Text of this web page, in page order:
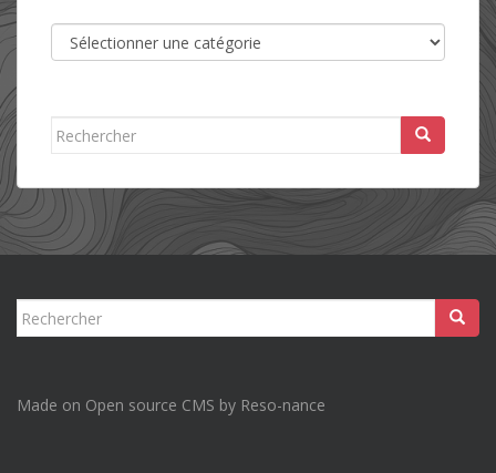
Catégories
Rechercher...
Rechercher...
Made on Open source CMS by Reso-nance